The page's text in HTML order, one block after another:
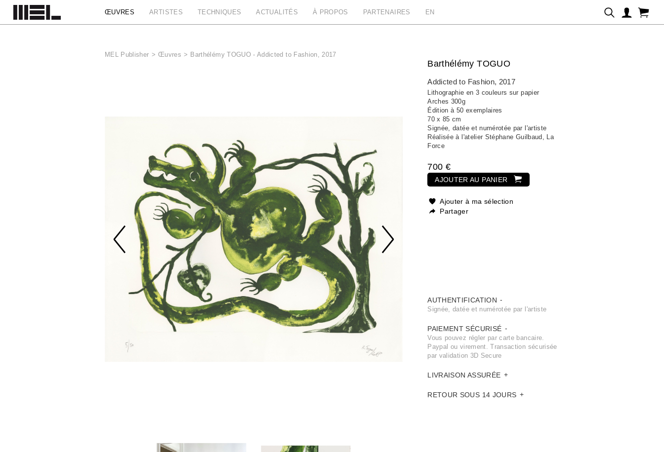
ŒUVRES ARTISTES TECHNIQUES ACTUALITÉS À PROPOS PARTENAIRES EN
MEL Publisher > Œuvres > Barthélémy TOGUO - Addicted to Fashion, 2017
Barthélémy TOGUO
Addicted to Fashion, 2017
Lithographie en 3 couleurs sur papier
Arches 300g
Édition à 50 exemplaires
70 x 85 cm
Signée, datée et numérotée par l'artiste
Réalisée à l'atelier Stéphane Guilbaud, La
Force
700 €
AJOUTER AU PANIER
Ajouter à ma sélection
Partager
AUTHENTIFICATION
Signée, datée et numérotée par l'artiste
PAIEMENT SÉCURISÉ
Vous pouvez régler par carte bancaire.
Paypal ou virement. Transaction sécurisée
par validation 3D Secure
LIVRAISON ASSURÉE
RETOUR SOUS 14 JOURS
Panneau de gestion des cookies